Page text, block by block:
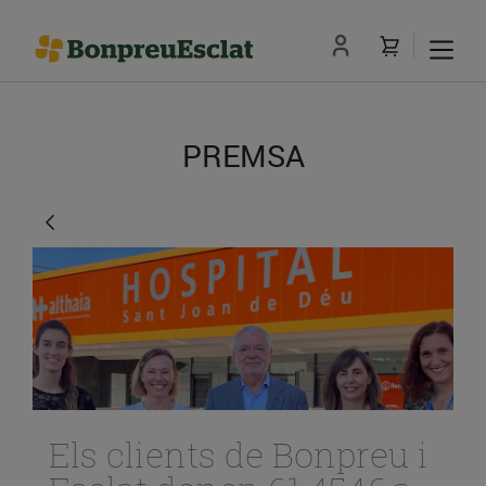
PREMSA
Els clients de Bonpreu i